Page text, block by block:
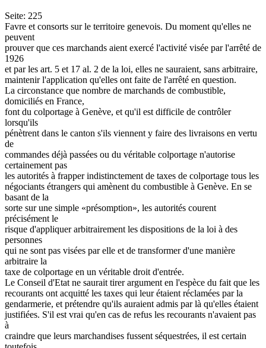
Seite: 225
Favre et consorts sur le territoire genevois. Du moment qu'elles ne
peuvent
prouver que ces marchands aient exercé l'activité visée par l'arrêté de
1926
et par les art. 5 et 17 al. 2 de la loi, elles ne sauraient, sans arbitraire,
maintenir l'application qu'elles ont faite de l'arrêté en question.
La circonstance que nombre de marchands de combustible,
domiciliés en France,
font du colportage à Genève, et qu'il est difficile de contrôler
lorsqu'ils
pénètrent dans le canton s'ils viennent y faire des livraisons en vertu
de
commandes déjà passées ou du véritable colportage n'autorise
certainement pas
les autorités à frapper indistinctement de taxes de colportage tous les
négociants étrangers qui amènent du combustible à Genève. En se
basant de la
sorte sur une simple «présomption», les autorités courent
précisément le
risque d'appliquer arbitrairement les dispositions de la loi à des
personnes
qui ne sont pas visées par elle et de transformer d'une manière
arbitraire la
taxe de colportage en un véritable droit d'entrée.
Le Conseil d'Etat ne saurait tirer argument en l'espèce du fait que les
recourants ont acquitté les taxes qui leur étaient réclamées par la
gendarmerie, et prétendre qu'ils auraient admis par là qu'elles étaient
justifiées. S'il est vrai qu'en cas de refus les recourants n'avaient pas
à
craindre que leurs marchandises fussent séquestrées, il est certain